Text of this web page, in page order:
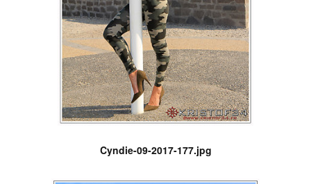
Cyndie-09-2017-177.jpg